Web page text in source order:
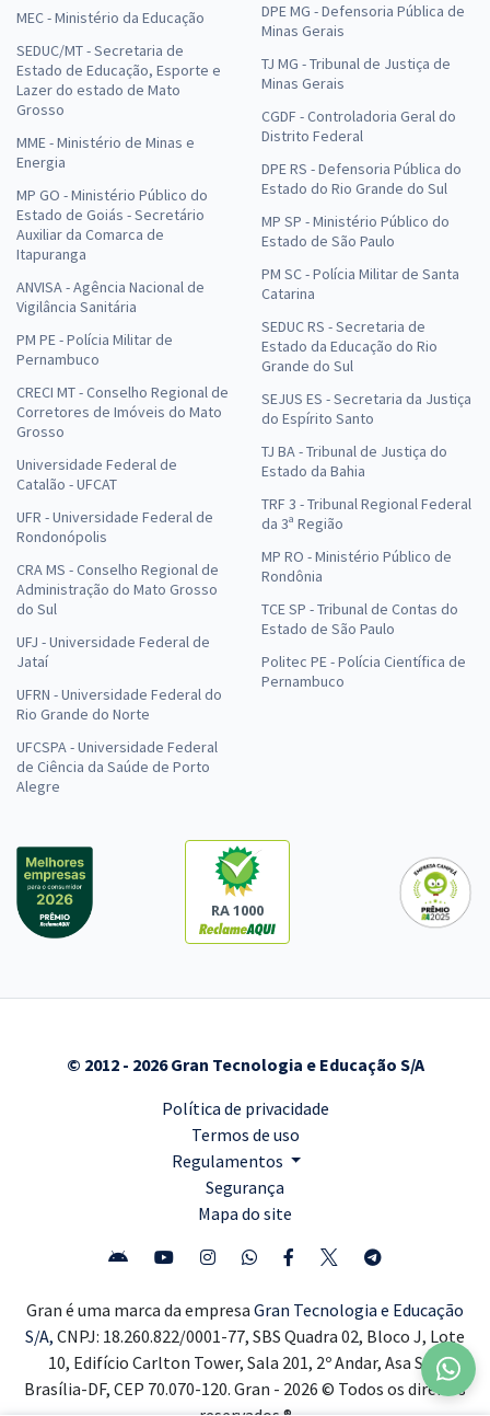
MEC - Ministério da Educação
SEDUC/MT - Secretaria de
Estado de Educação, Esporte e
Lazer do estado de Mato
Grosso
MME - Ministério de Minas e
Energia
MP GO - Ministério Público do
Estado de Goiás - Secretário
Auxiliar da Comarca de
Itapuranga
ANVISA - Agência Nacional de
Vigilância Sanitária
PM PE - Polícia Militar de
Pernambuco
CRECI MT - Conselho Regional de
Corretores de Imóveis do Mato
Grosso
Universidade Federal de
Catalão - UFCAT
UFR - Universidade Federal de
Rondonópolis
CRA MS - Conselho Regional de
Administração do Mato Grosso
do Sul
UFJ - Universidade Federal de
Jataí
UFRN - Universidade Federal do
Rio Grande do Norte
UFCSPA - Universidade Federal
de Ciência da Saúde de Porto
Alegre
DPE MG - Defensoria Pública de
Minas Gerais
TJ MG - Tribunal de Justiça de
Minas Gerais
CGDF - Controladoria Geral do
Distrito Federal
DPE RS - Defensoria Pública do
Estado do Rio Grande do Sul
MP SP - Ministério Público do
Estado de São Paulo
PM SC - Polícia Militar de Santa
Catarina
SEDUC RS - Secretaria de
Estado da Educação do Rio
Grande do Sul
SEJUS ES - Secretaria da Justiça
do Espírito Santo
TJ BA - Tribunal de Justiça do
Estado da Bahia
TRF 3 - Tribunal Regional Federal
da 3ª Região
MP RO - Ministério Público de
Rondônia
TCE SP - Tribunal de Contas do
Estado de São Paulo
Politec PE - Polícia Científica de
Pernambuco
RA 1000
© 2012 - 2026 Gran Tecnologia e Educação S/A
Política de privacidade
Termos de uso
Regulamentos
Segurança
Mapa do site
Gran é uma marca da empresa Gran Tecnologia e Educação
S/A, CNPJ: 18.260.822/0001-77, SBS Quadra 02, Bloco J, Lote
10, Edifício Carlton Tower, Sala 201, 2º Andar, Asa Sul,
Brasília-DF, CEP 70.070-120. Gran - 2026 © Todos os direitos